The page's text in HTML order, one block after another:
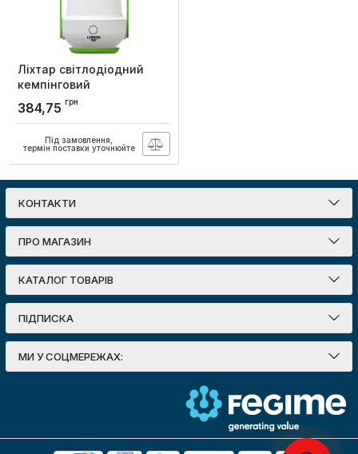
Ліхтар світлодіодний
кемпінговий
акумуляторний L-HL-615
ABS 3Вт, Lebron
384,75 грн
Під замовлення,
термін поставки уточнюйте
КОНТАКТИ
ПРО МАГАЗИН
КАТАЛОГ ТОВАРІВ
ПІДПИСКА
МИ У СОЦМЕРЕЖАХ: